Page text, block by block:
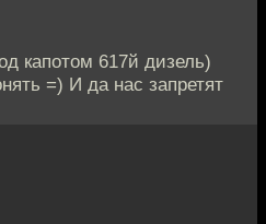
капотом 617й дизель)
=) И да нас запретят